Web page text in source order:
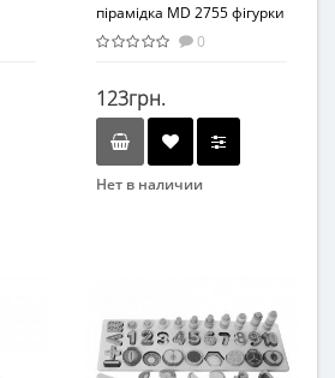
пірамідка MD 2755 фігурки
10 шт
0
123грн.
Нет в наличии
Возраст
От 3-х лет